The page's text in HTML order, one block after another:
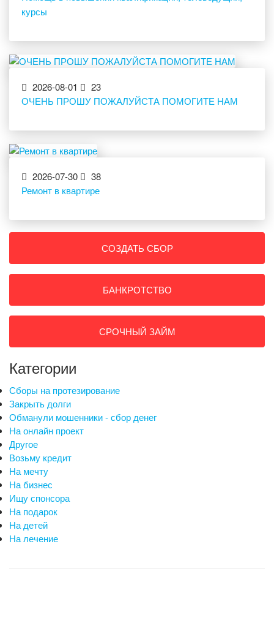
курсы
2026-08-01
23
ОЧЕНЬ ПРОШУ ПОЖАЛУЙСТА ПОМОГИТЕ НАМ
2026-07-30
38
Ремонт в квартире
СОЗДАТЬ СБОР
БАНКРОТСТВО
СРОЧНЫЙ ЗАЙМ
Категории
Сборы на протезирование
Закрыть долги
Обманули мошенники - сбор денег
На онлайн проект
Другое
Возьму кредит
На мечту
На бизнес
Ищу спонсора
На подарок
На детей
На лечение